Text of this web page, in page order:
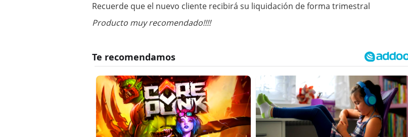
Recuerde que el nuevo cliente recibirá su liquidación de forma trimestral
Producto muy recomendado!!!!